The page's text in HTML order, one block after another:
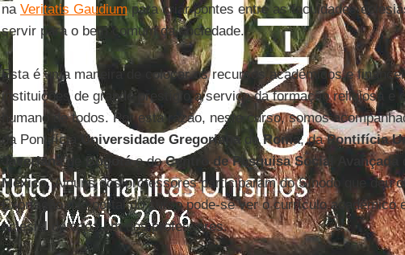
na Veritatis Gaudiumpara criar pontes entre as faculdades
servir para o bem comum da sociedade.
Esta é uma maneira de colocar os recursos acadêmicos e
instituições de grande prestígio a serviço da formação religiosa e
humano de todos. Por esta razão, neste curso, somos
da Pontifícia Universidade Gregoriana deRoma, daPontifícia
Javerianade Bogotáe doCentro de Pesquisa Social Avançada
México. Alguns dos professores participaram do Sínodo que deu
Exortação. No portal do curso pode-se ver o currículo acadêmico e
eclesial de cada um dos professores.